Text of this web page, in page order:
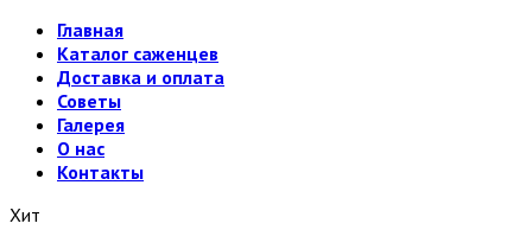
Главная
Каталог саженцев
Доставка и оплата
Советы
Галерея
О нас
Контакты
Хит